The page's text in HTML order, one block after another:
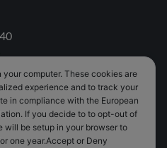
Referenser
computer. These cookies are
experience and to track your
in compliance with the European
If you decide to to opt-out of
be setup in your browser to
one year.Accept or Deny